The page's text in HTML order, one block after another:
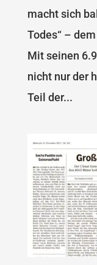
macht sich
Todes“ –
Mit seinen
nicht nur der
Teil der...